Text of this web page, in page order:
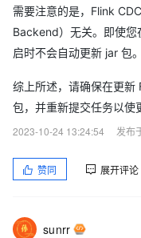
需要注意的是，Flink
Backend）无关。即使
启时不会自动更新 jar 包。
综上所述，请确保在更
包，并重新提交任务以使
2023-10-24 13:24:54
发布
赞同 展开评论
sunrr